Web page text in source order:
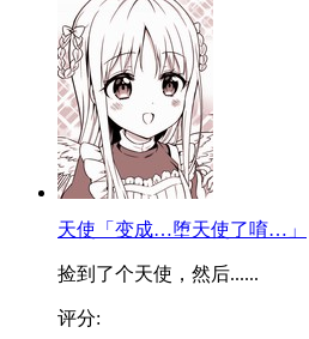
天使「变成…堕天使了唷…」
捡到了个天使，然后......
评分: